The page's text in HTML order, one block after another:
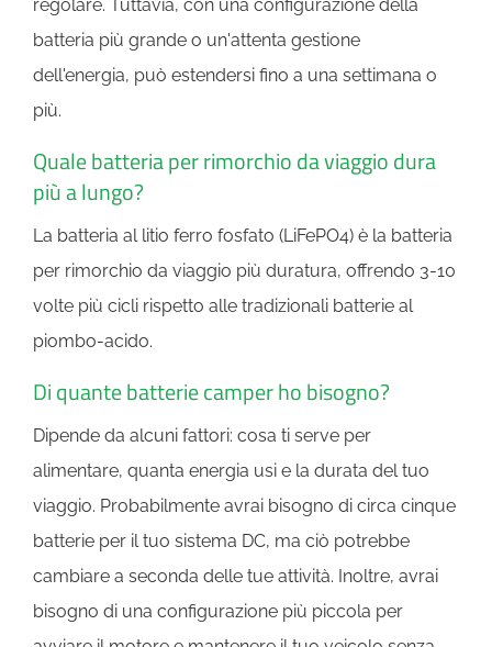
regolare. Tuttavia, con una configurazione della
batteria più grande o un'attenta gestione
dell'energia, può estendersi fino a una settimana o
più.
Quale batteria per rimorchio da viaggio dura
più a lungo?
La batteria al litio ferro fosfato (LiFePO4) è la batteria
per rimorchio da viaggio più duratura, offrendo 3-10
volte più cicli rispetto alle tradizionali batterie al
piombo-acido.
Di quante batterie camper ho bisogno?
Dipende da alcuni fattori: cosa ti serve per
alimentare, quanta energia usi e la durata del tuo
viaggio. Probabilmente avrai bisogno di circa cinque
batterie per il tuo sistema DC, ma ciò potrebbe
cambiare a seconda delle tue attività. Inoltre, avrai
bisogno di una configurazione più piccola per